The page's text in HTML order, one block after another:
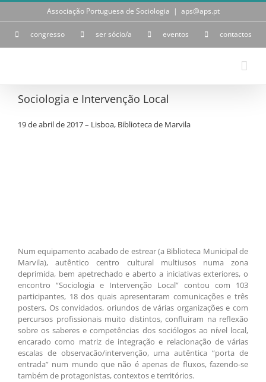
Skip
Associação Portuguesa de Sociologia | aps@aps.pt
congresso ser sócio/a eventos contactos
Sociologia e Intervenção Local
19 de abril de 2017 – Lisboa, Biblioteca de Marvila
Num equipamento acabado de estrear (a Biblioteca Municipal de
Marvila), autêntico centro cultural multiusos numa zona
deprimida, bem apetrechado e aberto a iniciativas exteriores, o
encontro “Sociologia e Intervenção Local” contou com 103
participantes, 18 dos quais apresentaram comunicações e três
posters, Os convidados, oriundos de várias organizações e com
percursos profissionais muito distintos, confluiram na reflexão
sobre os saberes e competências dos sociólogos ao nível local,
encarado como matriz de integração e relacionação de várias
escalas de observacão/intervenção, uma autêntica “porta de
entrada” num mundo que não é apenas de fluxos, fazendo-se
também de protagonistas, contextos e territórios.